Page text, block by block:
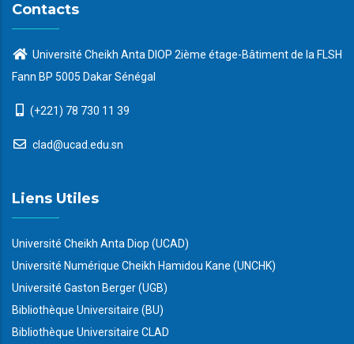
Contacts
Université Cheikh Anta DIOP 2ième étage-Bâtiment de la FLSH
Fann BP 5005 Dakar Sénégal
(+221) 78 730 11 39
clad@ucad.edu.sn
Liens Utiles
Université Cheikh Anta Diop (UCAD)
Université Numérique Cheikh Hamidou Kane (UNCHK)
Université Gaston Berger (UGB)
Bibliothèque Universitaire (BU)
Bibliothèque Universitaire CLAD